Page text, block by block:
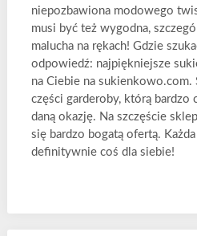
niepozbawiona modowego
musi być też wygodna,
malucha na rękach! Gdzie
odpowiedź: najpiękniejsze
na Ciebie na sukienkowo.com.
części garderoby, którą bardzo
daną okazję. Na szczęście
się bardzo bogatą ofertą.
definitywnie coś dla siebie!